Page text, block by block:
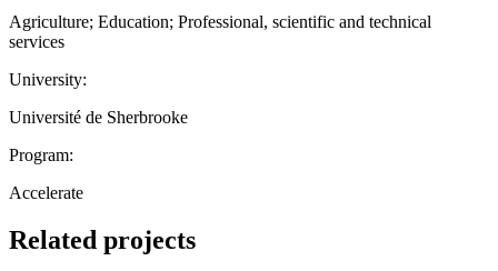
Agriculture; Education; Professional, scientific and technical
services
University:
Université de Sherbrooke
Program:
Accelerate
Related projects